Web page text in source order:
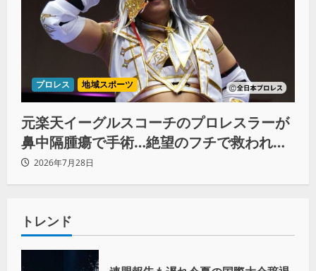
プロレス 地域スポーツ
元楽天イーグルスコーチのプロレスラーが
鼻中隔腫瘍で手術…絶望のフチで救われた
リーダーの言葉
2026年7月28日
トレンド